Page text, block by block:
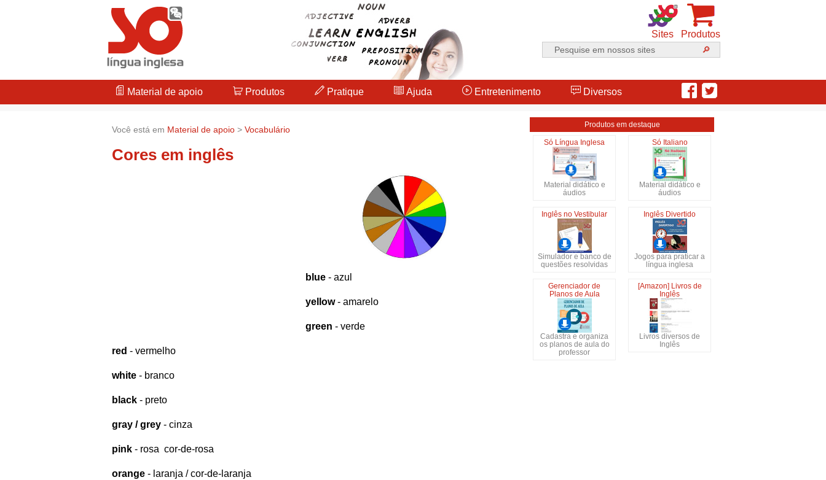
Produtos
Sites
Material de apoio Produtos Pratique Ajuda Entretenimento Diversos
Você está em Material de apoio > Vocabulário
Cores em inglês
blue - azul
yellow- amarelo
green - verde
red - vermelho
white - branco
black - preto
gray / grey - cinza
pink - rosa cor-de-rosa
orange - laranja / cor-de-laranja
Produtos em destaque
Só Língua Inglesa
Material didático e
áudios
Só Italiano
Material didático e
áudios
Inglês no Vestibular
Simulador e banco de
questões resolvidas
Inglês Divertido
Jogos para praticar a
língua inglesa
Gerenciador de
Planos de Aula
Cadastra e organiza
os planos de aula do
professor
[Amazon] Livros de
Inglês
Livros diversos de
Inglês